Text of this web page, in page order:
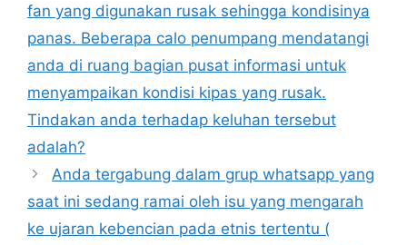
fan yang digunakan rusak sehingga kondisinya
panas. Beberapa calo penumpang mendatangi
anda di ruang bagian pusat informasi untuk
menyampaikan kondisi kipas yang rusak.
Tindakan anda terhadap keluhan tersebut
adalah?
Anda tergabung dalam grup whatsapp yang
saat ini sedang ramai oleh isu yang mengarah
ke ujaran kebencian pada etnis tertentu (